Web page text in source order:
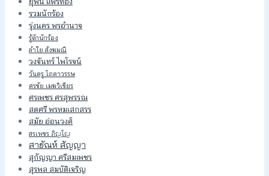
รวมนักร้อง
รุ่งนคร พรอำนาจ
รู้จักนักร้อง
ลำใย สังฆมณี
วงจันทร์ ไพโรจน์
วันครู โภคาวรรษ
ศรชัย เมฆวิเชียร
ศรเพชร ศรสุพรรณ
สดศรี พรหมเสกสรร
สมัย อ่อนวงศ์
สรเพชร ภิญโญ
สายัณห์ สัญญา
สุกัญญา ศรีสมเพชร
สุรพล สมบัติเจริญ